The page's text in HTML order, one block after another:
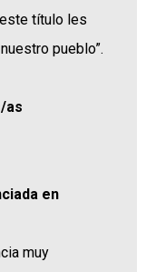
título les
pueblo”.
as
en
muy